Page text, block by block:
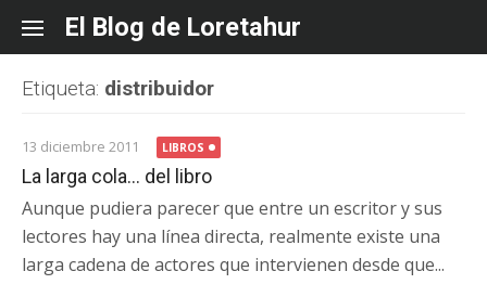
content
El Blog de Loretahur
Etiqueta: distribuidor
13 diciembre 2011 LIBROS
La larga cola… del libro
Aunque pudiera parecer que entre un escritor y sus
lectores hay una línea directa, realmente existe una
larga cadena de actores que intervienen desde que...